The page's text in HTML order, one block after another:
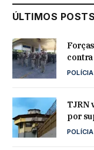
ÚLTIMOS POSTS
POLÍCIA
TJRN
por
POLÍCIA